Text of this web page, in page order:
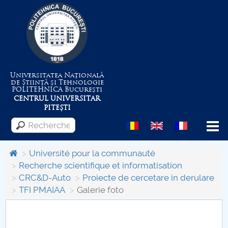
Universitatea Națională
de Știință și Tehnologie
POLITEHNICABucurești
CENTRUL UNIVERSITAR
PITEȘTI
Menu
Despre Universitate
Centrul de Management al Proiectelor
Université pour la communauté
Recherche scientifique et informatisation
CRC&D-Auto
Proiecte de cercetare in derulare
TFI PMAIAA
Galerie foto